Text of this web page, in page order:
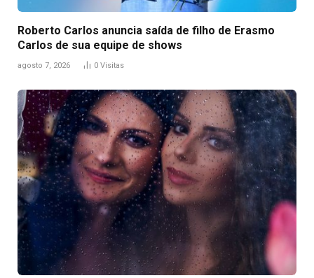
Roberto Carlos anuncia saída de filho de Erasmo
Carlos de sua equipe de shows
agosto 7, 2026 0 Visitas